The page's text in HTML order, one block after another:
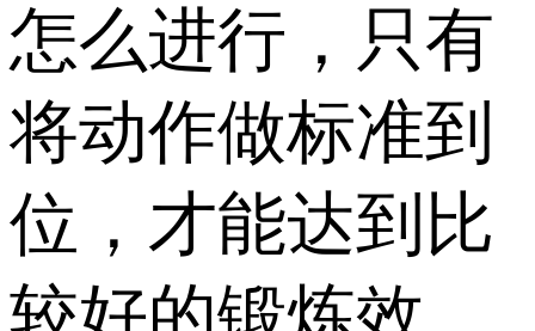
怎么进行，只有
将动作做标准到
位，才能达到比